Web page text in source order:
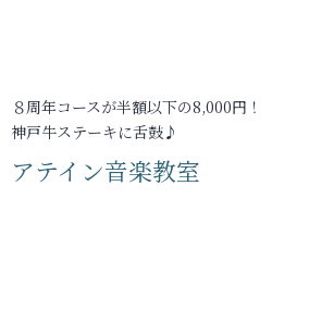
８周年コースが半額以下の8,000円！
神戸牛ステーキに舌鼓♪
アテイン音楽教室